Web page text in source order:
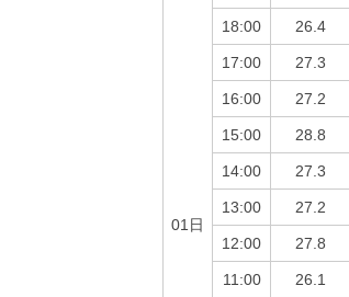
01日
18:00 26.4
17:00 27.3
16:00 27.2
15:00 28.8
14:00 27.3
13:00 27.2
12:00 27.8
11:00 26.1